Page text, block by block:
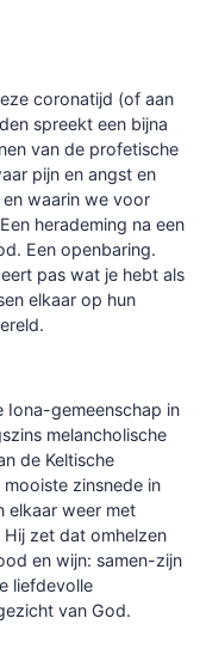
coronatijd (of aan
spreekt een bijna
van de profetische
pijn en angst en
en waarin we voor
herademing na een
Een openbaring.
pas wat je hebt als
elkaar op hun
Iona-gemeenschap in
melancholische
de Keltische
mooiste zinsnede in
elkaar weer met
zet dat omhelzen
en wijn: samen-zijn
liefdevolle
van God.